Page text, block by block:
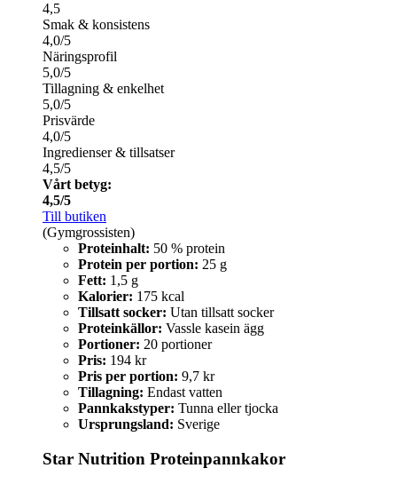
4,5
Smak & konsistens
4,0/5
Näringsprofil
5,0/5
Tillagning & enkelhet
5,0/5
Prisvärde
4,0/5
Ingredienser & tillsatser
4,5/5
Vårt betyg:
4,5/5
Till butiken
(Gymgrossisten)
Proteinhalt: 50 % protein
Protein per portion: 25 g
Fett: 1,5 g
Kalorier: 175 kcal
Tillsatt socker: Utan tillsatt socker
Proteinkällor: Vassle kasein ägg
Portioner: 20 portioner
Pris: 194 kr
Pris per portion: 9,7 kr
Tillagning: Endast vatten
Pannkakstyper: Tunna eller tjocka
Ursprungsland: Sverige
Star Nutrition Proteinpannkakor